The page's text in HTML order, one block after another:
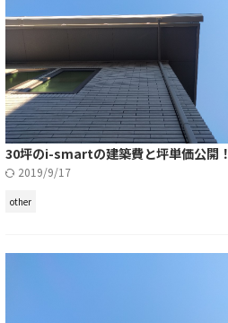
30坪のi-smartの建築費と坪単価公開！
2019/9/17
other